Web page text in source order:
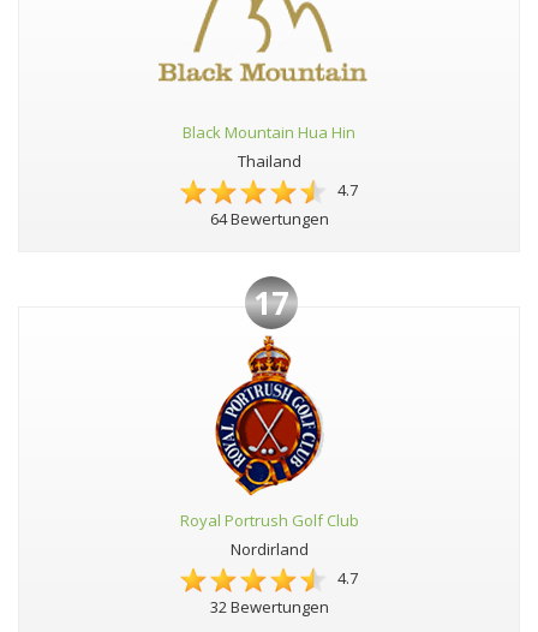
Black Mountain Hua Hin
Thailand
4.7
64 Bewertungen
17
Royal Portrush Golf Club
Nordirland
4.7
32 Bewertungen